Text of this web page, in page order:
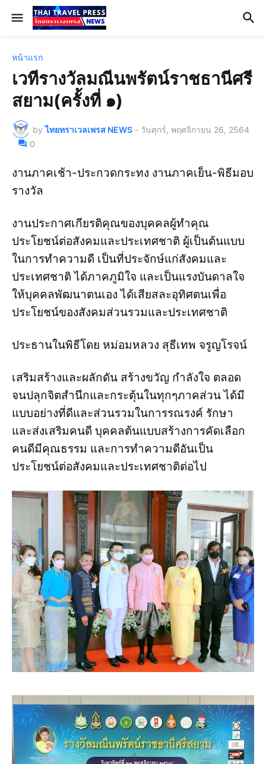
หน้าแรก
เวทีรางวัลมณีนพรัตน์ราชธานีศรี
สยาม(ครั้งที่ ๑)
by ไทยทราเวลเพรส NEWS - วันศุกร์, พฤศจิกายน 26, 2564
0
งานภาคเช้า-ประกวดกระทง งานภาคเย็น-พิธีมอบ
รางวัล
งานประกาศเกียรติคุณของบุคคลผู้ทำคุณ
ประโยชน์ต่อสังคมและประเทศชาติ ผู้เป็นต้นแบบ
ในการทำความดี เป็นที่ประจักษ์แก่สังคมและ
ประเทศชาติ ได้ภาคภูมิใจ และเป็นแรงบันดาลใจ
ให้บุคคลพัฒนาตนเอง ได้เสียสละอุทิศตนเพื่อ
ประโยชน์ของสังคมส่วนรวมและประเทศชาติ
ประธานในพิธีโดย หม่อมหลวง สุธีเทพ จรูญโรจน์
เสริมสร้างและผลักดัน สร้างขวัญ กำลังใจ ตลอด
จนปลุกจิตสำนึกและกระตุ้นในทุกๆภาคส่วน ได้มี
แบบอย่างที่ดีและส่วนรวมในการรณรงค์ รักษา
และส่งเสริมคนดี บุคคลต้นแบบสร้างการคัดเลือก
คนดีมีคุณธรรม และการทำความดีอันเป็น
ประโยชน์ต่อสังคมและประเทศชาติต่อไป